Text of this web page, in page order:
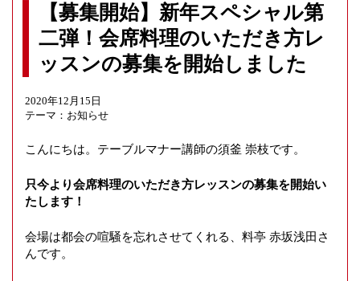
l
e
n
o
【募集開始】新年スペシャル第
二弾！会席料理のいただき方レ
ッスンの募集を開始しました
2020年12月15日
テーマ： お知らせ
こんにちは。テーブルマナー講師の須釜 崇枝です。
只今より会席料理のいただき方レッスンの募集を開始い
たします！
会場は都会の喧騒を忘れさせてくれる、料亭 赤坂浅田さ
んです。